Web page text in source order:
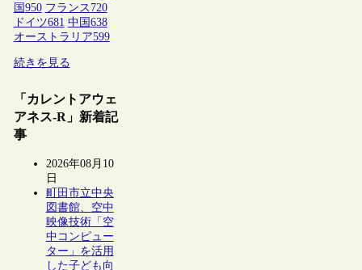
国 950 フランス 720
ドイツ681 中国 638
オーストラリア599
続きを見る
「カレントアウェ
アネス-R」新着記
事
2026年08月10
日
町田市立中央
図書館、空中
映像技術「空
中コンピュー
ター」を活用
した子ども向